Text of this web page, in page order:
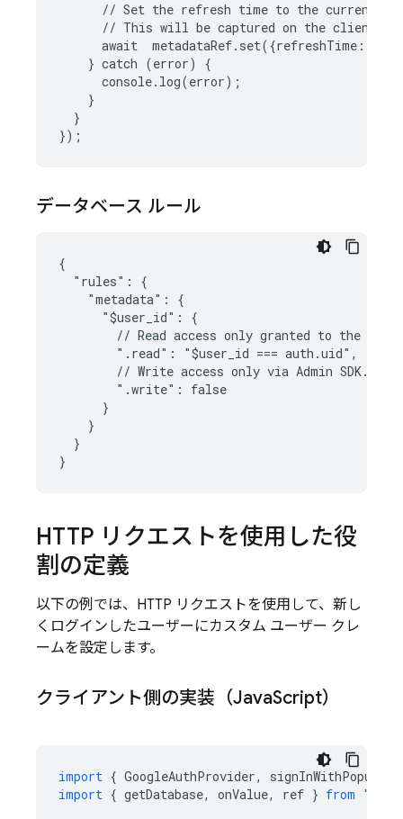
// Set the refresh time to the current
// This will be captured on the client
await
metadataRef. set({refreshTime :
} catch (error)
{
console. log(error);
}
}
});
データベース ルール
{
  "rules": {
    "metadata": {
      "$user_id": {
// Read access only granted to the
        ".read": "$user_id === auth.uid",
        // Write access only via Admin SDK.
        ".write": false
      }
    }
  }
HTTP リクエストを使用した役
割の定義
以下の例では、HTTP リクエストを使用して、新し
くログインしたユーザーにカスタム ユーザー クレ
ームを設定します。
クライアント側の実装（JavaScript）
import { GoogleAuthProvider, signInWithPopup
import { getDatabase, onValue, ref } from